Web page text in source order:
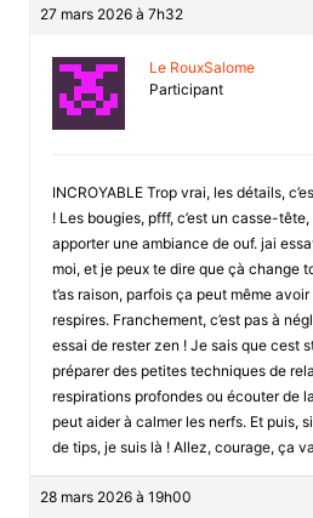
27 mars 2026 à 7h32
Le RouxSalome
Participant
INCROYABLE Trop vrai, les détails,
! Les bougies, pfff, c’est un casse-
apporter une ambiance de ouf. jai
moi, et je peux te dire que çà change
t’as raison, parfois ça peut même
respires. Franchement, c’est pas à
essai de rester zen ! Je sais que cest
préparer des petites techniques de
respirations profondes ou écouter de
peut aider à calmer les nerfs. Et puis,
de tips, je suis là ! Allez, courage, ça
28 mars 2026 à 19h00